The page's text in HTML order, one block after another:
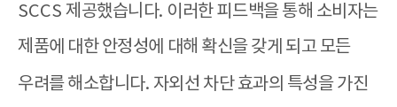
SCCS 제공했습니다. 이러한 피드백을 통해 소비자는
제품에 대한 안정성에 대해 확신을 갖게 되고 모든
우려를 해소합니다. 자외선 차단 효과의 특성을 가진